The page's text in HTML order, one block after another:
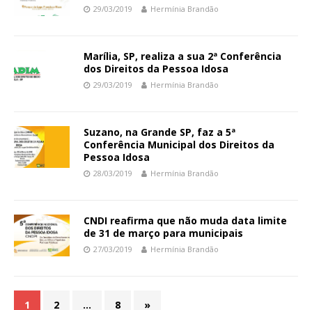
29/03/2019 Hermínia Brandão
Marília, SP, realiza a sua 2ª Conferência
dos Direitos da Pessoa Idosa
29/03/2019 Hermínia Brandão
Suzano, na Grande SP, faz a 5ª
Conferência Municipal dos Direitos da
Pessoa Idosa
28/03/2019 Hermínia Brandão
CNDI reafirma que não muda data limite
de 31 de março para municipais
27/03/2019 Hermínia Brandão
1 2 … 8 »